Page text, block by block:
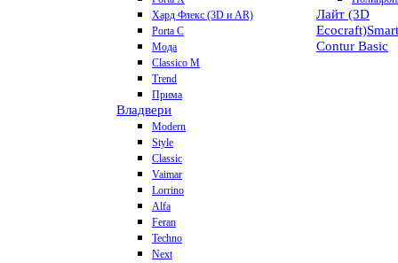
Хард Флекс (3D и AR)
Porta C
Мода
Classico M
Trend
Прима
Владвери
Modern
Style
Classic
Vaimar
Lorrino
Alfa
Feran
Techno
Next
Лайт (3D
Ecocraft)Smart
Contur Basic